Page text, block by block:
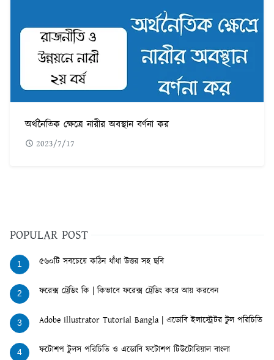
অর্থনৈতিক ক্ষেত্রে নারীর অবস্থান বর্ণনা কর
2023/7/17
POPULAR POST
1 ৫৬০টি সবচেয়ে কঠিন ধাঁধা উত্তর সহ ছবি
2 ফরেক্স ট্রেডিং কি | কিভাবে ফরেক্স ট্রেডিং করে আয় করবেন
3 Adobe illustrator Tutorial Bangla | এডোবি ইলাস্ট্রেটর টুল পরিচিতি
4 ফটোশপ টুলস পরিচিতি ও এডোবি ফটোশপ টিউটোরিয়াল বাংলা